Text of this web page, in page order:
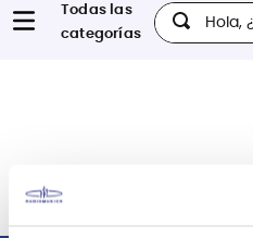
Hola, ¿qué